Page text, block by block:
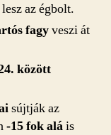
az égbolt.
fagyveszi át
között
sújtják az
-15 fok aláis